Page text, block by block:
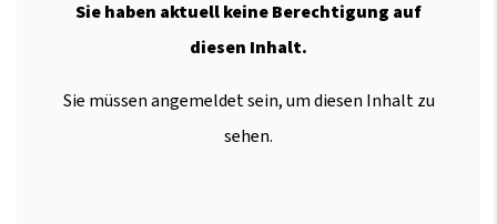
Sie haben aktuell keine Berechtigung auf
diesen Inhalt.
Sie müssen angemeldet sein, um diesen Inhalt zu
sehen.